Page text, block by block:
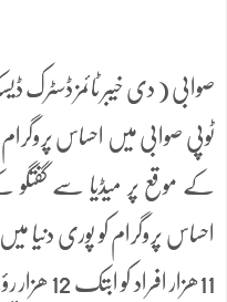
صوابی ( دی خیبر ٹائمز ڈسٹرک
ٹوپی صوابی میں احساس
کے موقع پر میڈیا سے گفتگو
احساس پروگرام کو پوری دنیا